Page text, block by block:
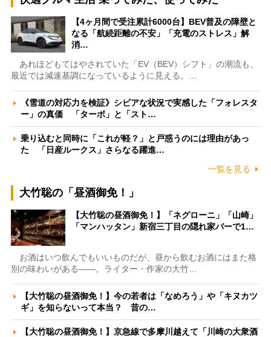
【4ヶ月間で受注累計6000台】BEV普及の障壁と
なる「航続距離の不安」「充電のストレス」解
消…
あれほどもてはやされていた「EV（BEV）シフト」の潮流も、
最近では減速基調になっているように見える。…
《雪道の対応力を検証》シビアな状況で実感した「フォレスタ
ー」の真価 「ターボ」と「スト…
乗り込むと同時に「これが軽？」と戸惑うのには理由があっ
た 「日産ルークス」さらなる躍進…
一覧を見る
大竹聡の「昼酒御免！」
【大竹聡の昼酒御免！】「ネグローニ」「山崎」
「マンハッタン」新宿三丁目の隠れ家バーで1…
お酒はいつ飲んでもいいものだが、昼から飲むお酒にはまた格
別の味わいがある――。ライター・作家の大竹…
【大竹聡の昼酒御免！】今の若者は「なめろう」や「キヌカツ
ギ」を知らないって本当？ 昔の…
【大竹聡の昼酒御免！】京急線で多摩川越えて「川崎の大衆酒